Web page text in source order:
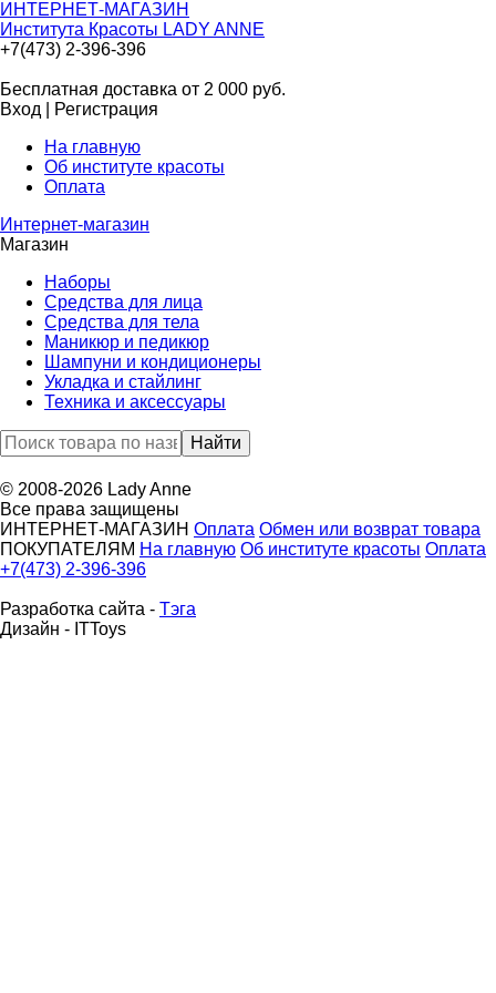
ИНТЕРНЕТ-МАГАЗИН
Института Красоты LADY ANNE
+7(473) 2-396-396
Бесплатная доставка от 2 000 руб.
Вход
Регистрация
На главную
Об институте красоты
Оплата
Интернет-магазин
Магазин
Наборы
Средства для лица
Средства для тела
Маникюр и педикюр
Шампуни и кондиционеры
Укладка и стайлинг
Техника и аксессуары
© 2008-2026 Lady Anne
Все права защищены
ИНТЕРНЕТ-МАГАЗИН Оплата Обмен или возврат товара
ПОКУПАТЕЛЯМ На главную Об институте красоты Оплата
+7(473) 2-396-396
Разработка сайта - Тэга
Дизайн - ITToys